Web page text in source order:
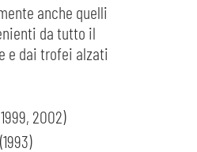
anche quelli
da tutto il
e dai trofei alzati
2002)